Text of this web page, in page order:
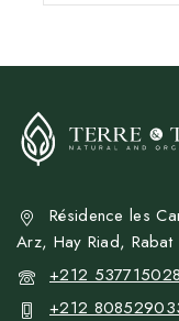
Résidence les
Arz, Hay Riad, Rabat
+212 537715028
+212